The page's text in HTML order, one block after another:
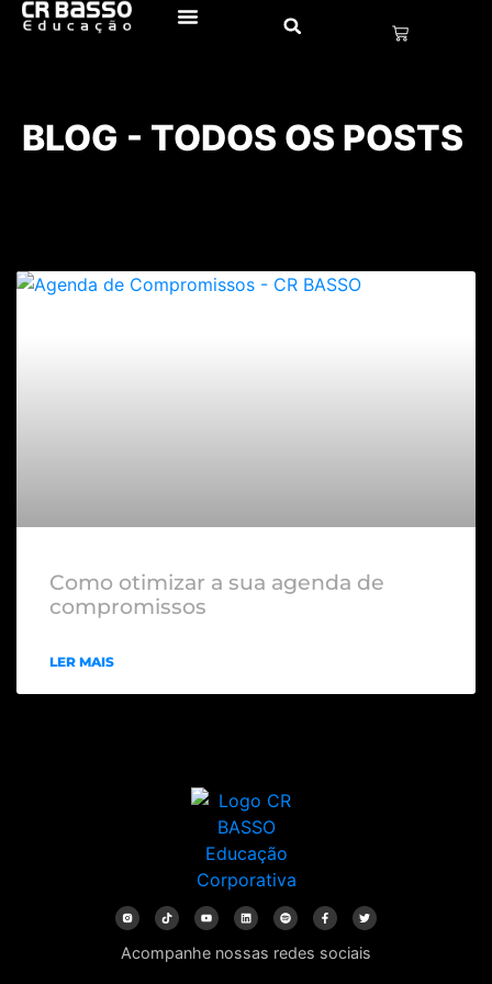
BLOG - TODOS OS POSTS
Como otimizar a sua agenda de
compromissos
LER MAIS
Acompanhe nossas redes sociais